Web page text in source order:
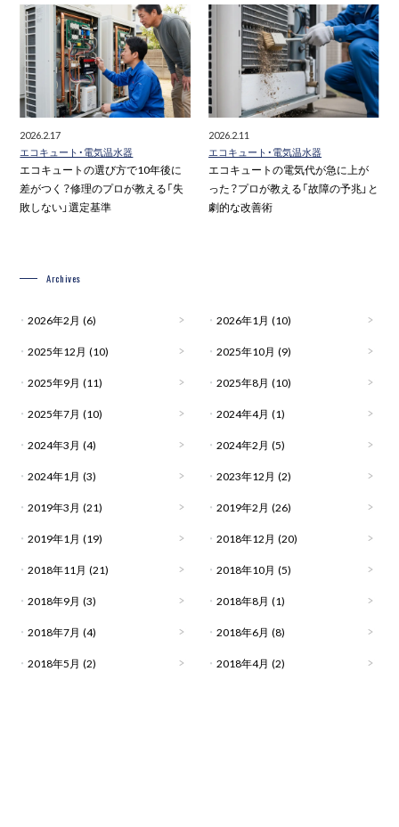
2026.2.17
エコキュート・電気温水器
エコキュートの選び方で10年後に
差がつく？修理のプロが教える「失
敗しない」選定基準
2026.2.11
エコキュート・電気温水器
エコキュートの電気代が急に上が
った？プロが教える「故障の予兆」と
劇的な改善術
Archives
2026年2月 (6) 2026年1月 (10)
2025年12月 (10) 2025年10月 (9)
2025年9月 (11) 2025年8月 (10)
2025年7月 (10) 2024年4月 (1)
2024年3月 (4) 2024年2月 (5)
2024年1月 (3) 2023年12月 (2)
2019年3月 (21) 2019年2月 (26)
2019年1月 (19) 2018年12月 (20)
2018年11月 (21) 2018年10月 (5)
2018年9月 (3) 2018年8月 (1)
2018年7月 (4) 2018年6月 (8)
2018年5月 (2) 2018年4月 (2)